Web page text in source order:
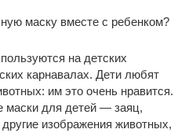
маску вместе с ребенком?
на детских
карнавалах. Дети любят
им это очень нравится.
маски для детей — заяц,
изображения животных,